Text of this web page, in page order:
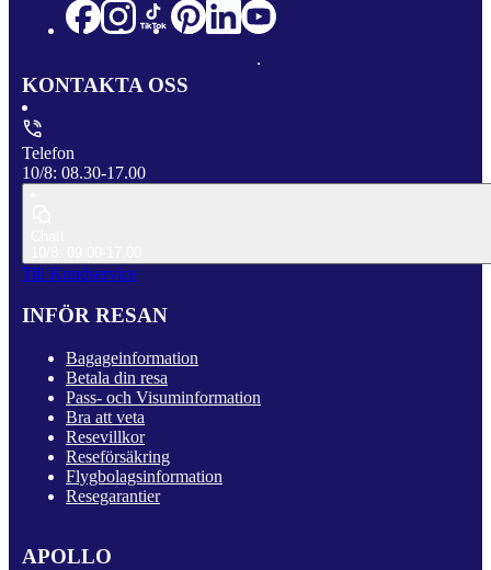
KONTAKTA OSS
Telefon
10/8: 08.30-17.00
Till Kundservice
INFÖR RESAN
Bagageinformation
Betala din resa
Pass- och Visuminformation
Bra att veta
Resevillkor
Reseförsäkring
Flygbolagsinformation
Resegarantier
APOLLO